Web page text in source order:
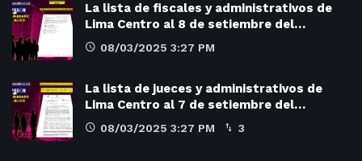
La lista de fiscales y administrativos de
Lima Centro al 8 de setiembre del…
08/03/2025 3:27 PM
La lista de jueces y administrativos de
Lima Centro al 7 de setiembre del…
08/03/2025 3:27 PM 3